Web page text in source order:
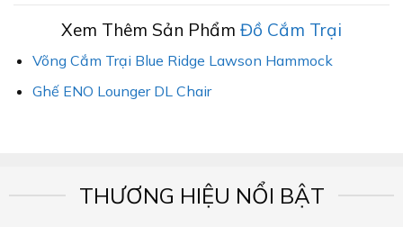
Xem Thêm Sản Phẩm Đồ Cắm Trại
Võng Cắm Trại Blue Ridge Lawson Hammock
Ghế ENO Lounger DL Chair
THƯƠNG HIỆU NỔI BẬT